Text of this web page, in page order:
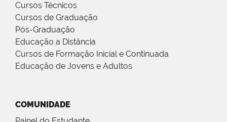
Cursos Técnicos
Cursos de Graduação
Pós-Graduação
Educação a Distância
Cursos de Formação Inicial e Continuada
Educação de Jovens e Adultos
COMUNIDADE